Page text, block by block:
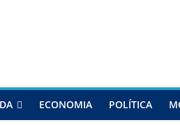
ECONOMIA POLÍTICA